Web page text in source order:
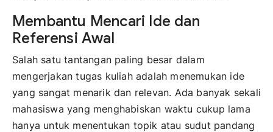
Membantu Mencari Ide dan
Referensi Awal
Salah satu tantangan paling besar dalam
mengerjakan tugas kuliah adalah menemukan ide
yang sangat menarik dan relevan. Ada banyak sekali
mahasiswa yang menghabiskan waktu cukup lama
hanya untuk menentukan topik atau sudut pandang